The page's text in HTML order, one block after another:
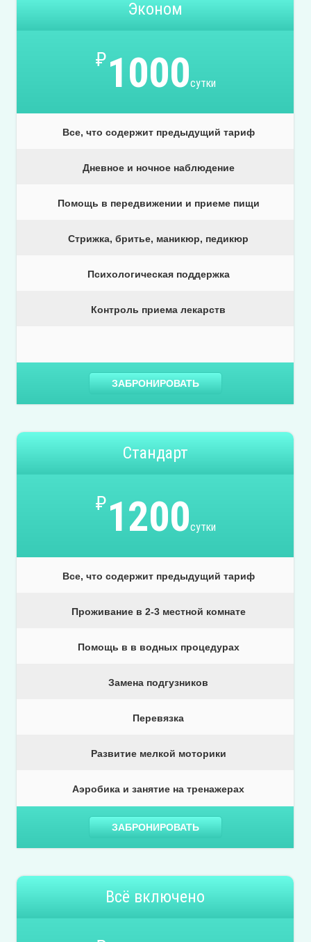
Эконом
₽1000сутки
Все, что содержит предыдущий тариф
Дневное и ночное наблюдение
Помощь в передвижении и приеме пищи
Стрижка, бритье, маникюр, педикюр
Психологическая поддержка
Контроль приема лекарств
ЗАБРОНИРОВАТЬ
Стандарт
₽1200сутки
Все, что содержит предыдущий тариф
Проживание в 2-3 местной комнате
Помощь в в водных процедурах
Замена подгузников
Перевязка
Развитие мелкой моторики
Аэробика и занятие на тренажерах
ЗАБРОНИРОВАТЬ
Всё включено